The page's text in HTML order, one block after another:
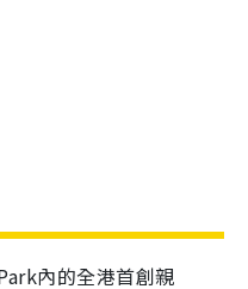
內的全港首創親